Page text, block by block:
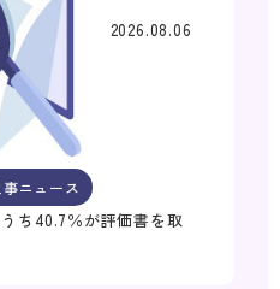
2026.08.06
ニュース
ち40.7％が評価書を取